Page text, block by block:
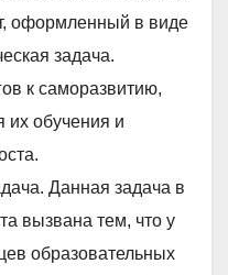
оформленный в виде
задача.
к саморазвитию,
их обучения и
Данная задача в
вызвана тем, что у
образовательных